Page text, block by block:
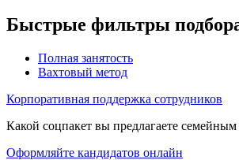
Быстрые фильтры
Полная занятость
Вахтовый метод
Корпоративная поддержка сотрудников
Какой соцпакет вы предлагаете
Оформляйте кандидатов онлайн